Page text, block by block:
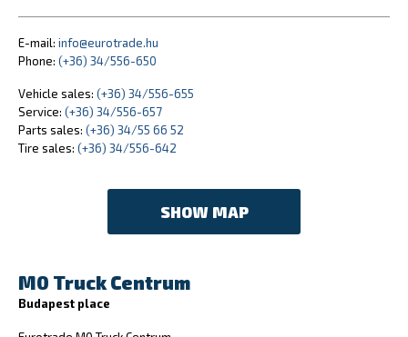
E-mail: info@eurotrade.hu
Phone: (+36) 34/556-650
Vehicle sales: (+36) 34/556-655
Service: (+36) 34/556-657
Parts sales: (+36) 34/55 66 52
Tire sales: (+36) 34/556-642
SHOW MAP
M0 Truck Centrum
Budapest place